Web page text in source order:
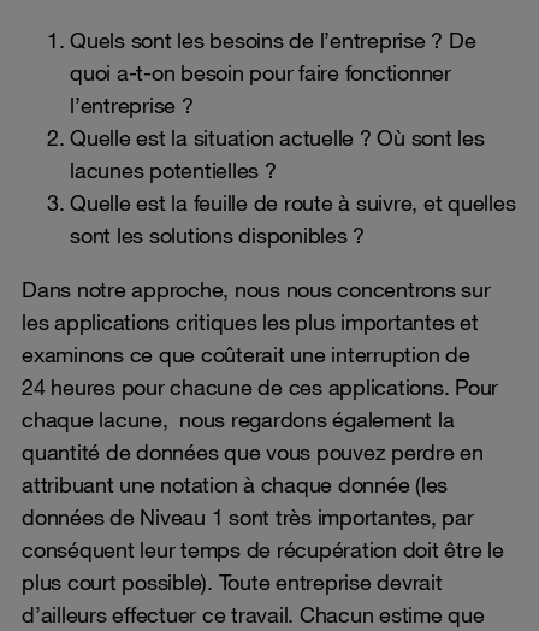
Quels sont les besoins de l’entreprise ? De
quoi a-t-on besoin pour faire fonctionner
l’entreprise ?
Quelle est la situation actuelle ? Où sont les
lacunes potentielles ?
Quelle est la feuille de route à suivre, et quelles
sont les solutions disponibles ?
Dans notre approche, nous nous concentrons sur
les applications critiques les plus importantes et
examinons ce que coûterait une interruption de
24 heures pour chacune de ces applications. Pour
chaque lacune, nous regardons également la
quantité de données que vous pouvez perdre en
attribuant une notation à chaque donnée (les
données de Niveau 1 sont très importantes, par
conséquent leur temps de récupération doit être le
plus court possible). Toute entreprise devrait
d’ailleurs effectuer ce travail. Chacun estime que